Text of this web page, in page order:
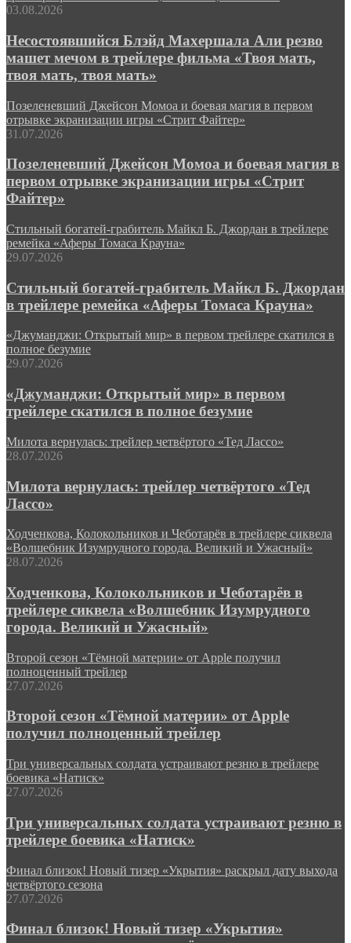
03.08.2026
Несостоявшийся Блэйд Махершала Али резво
машет мечом в трейлере фильма «Твоя мать,
твоя мать, твоя мать»
Позеленевший Джейсон Момоа и боевая магия в первом
отрывке экранизации игры «Стрит Файтер»
31.07.2026
Позеленевший Джейсон Момоа и боевая магия в
первом отрывке экранизации игры «Стрит
Файтер»
Стильный богатей-грабитель Майкл Б. Джордан в трейлере
ремейка «Аферы Томаса Крауна»
29.07.2026
Стильный богатей-грабитель Майкл Б. Джордан
в трейлере ремейка «Аферы Томаса Крауна»
«Джуманджи: Открытый мир» в первом трейлере скатился в
полное безумие
29.07.2026
«Джуманджи: Открытый мир» в первом
трейлере скатился в полное безумие
Милота вернулась: трейлер четвёртого «Тед Лассо»
28.07.2026
Милота вернулась: трейлер четвёртого «Тед
Лассо»
Ходченкова, Колокольников и Чеботарёв в трейлере сиквела
«Волшебник Изумрудного города. Великий и Ужасный»
28.07.2026
Ходченкова, Колокольников и Чеботарёв в
трейлере сиквела «Волшебник Изумрудного
города. Великий и Ужасный»
Второй сезон «Тёмной материи» от Apple получил
полноценный трейлер
27.07.2026
Второй сезон «Тёмной материи» от Apple
получил полноценный трейлер
Три универсальных солдата устраивают резню в трейлере
боевика «Натиск»
27.07.2026
Три универсальных солдата устраивают резню в
трейлере боевика «Натиск»
Финал близок! Новый тизер «Укрытия» раскрыл дату выхода
четвёртого сезона
27.07.2026
Финал близок! Новый тизер «Укрытия»